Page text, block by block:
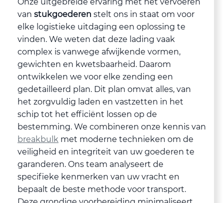
van stukgoederen stelt ons in staat om voor
elke logistieke uitdaging een oplossing te
vinden. We weten dat deze lading vaak
complex is vanwege afwijkende vormen,
gewichten en kwetsbaarheid. Daarom
ontwikkelen we voor elke zending een
gedetailleerd plan. Dit plan omvat alles, van
het zorgvuldig laden en vastzetten in het
schip tot het efficiënt lossen op de
bestemming. We combineren onze kennis van
breakbulk met moderne technieken om de
veiligheid en integriteit van uw goederen te
garanderen. Ons team analyseert de
specifieke kenmerken van uw vracht en
bepaalt de beste methode voor transport.